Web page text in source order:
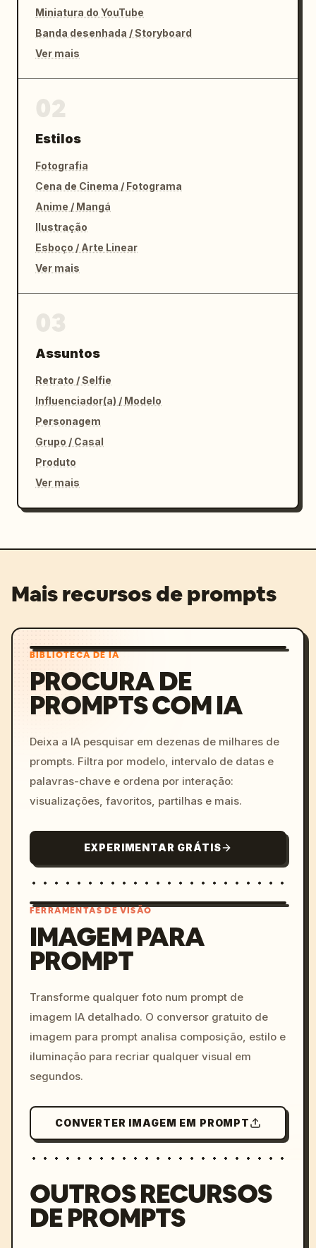
Miniatura do YouTube
Banda desenhada / Storyboard
Ver mais
Estilos
Fotografia
Cena de Cinema / Fotograma
Anime / Mangá
Ilustração
Esboço / Arte Linear
Ver mais
Assuntos
Retrato / Selfie
Influenciador(a) / Modelo
Personagem
Grupo / Casal
Produto
Ver mais
Mais recursos de prompts
BIBLIOTECA DE IA
PROCURA DE
PROMPTS COM IA
Deixa a IA pesquisar em dezenas de milhares de
prompts. Filtra por modelo, intervalo de datas e
palavras-chave e ordena por interação:
visualizações, favoritos, partilhas e mais.
EXPERIMENTAR GRÁTIS
colors, 8k --v 6.0
FERRAMENTAS DE VISÃO
IMAGEM PARA
PROMPT
Transforme qualquer foto num prompt de
imagem IA detalhado. O conversor gratuito de
imagem para prompt analisa composição, estilo e
iluminação para recriar qualquer visual em
segundos.
CONVERTER IMAGEM EM PROMPT
OUTROS RECURSOS
DE PROMPTS